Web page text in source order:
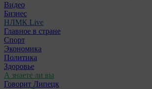
Видео
Бизнес
НЛМК Live
Главное в стране
Спорт
Экономика
Политика
Здоровье
А знаете ли вы
Говорит Липецк